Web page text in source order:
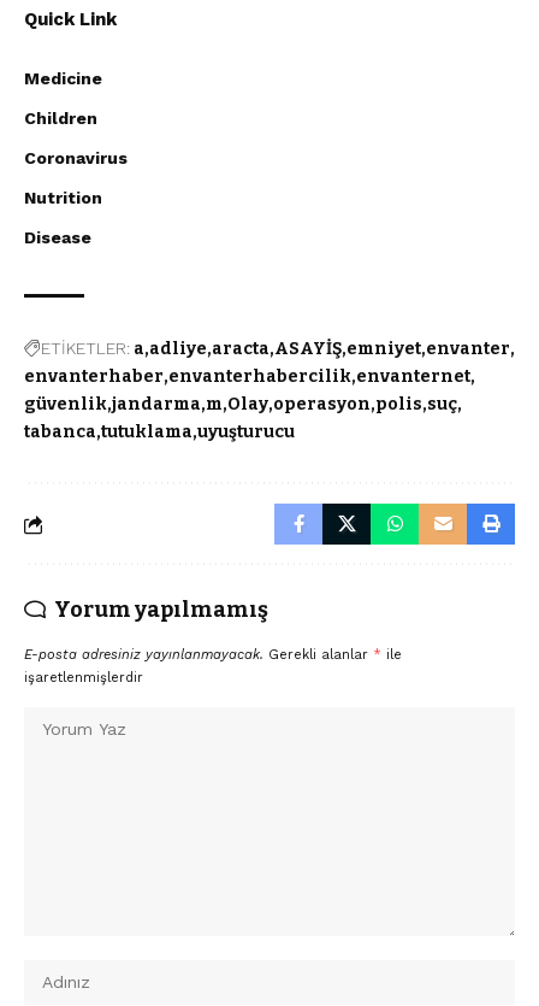
Quick Link
Medicine
Children
Coronavirus
Nutrition
Disease
ETİKETLER: a adliye aracta ASAYİŞ emniyet envanter
envanterhaber envanterhabercilik envanternet
güvenlik jandarma m Olay operasyon polis suç
tabanca tutuklama uyuşturucu
Yorum yapılmamış
E-posta adresiniz yayınlanmayacak. Gerekli alanlar * ile
işaretlenmişlerdir